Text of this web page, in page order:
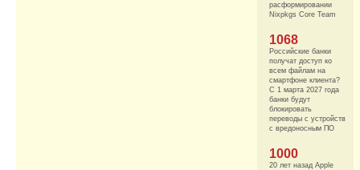
расформировании
Nixpkgs Core Team
1068
Российские банки
получат доступ ко
всем файлам на
смартфоне клиента?
С 1 марта 2027 года
банки будут
блокировать
переводы с устройств
с вредоносным ПО
1000
20 лет назад Apple